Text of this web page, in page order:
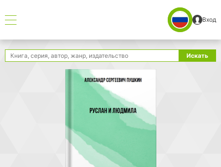
Вход
Поиск Искать